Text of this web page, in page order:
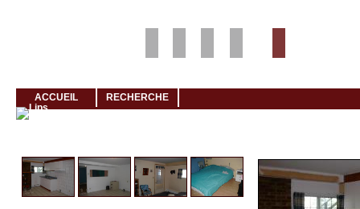
ACCUEIL RECHERCHE